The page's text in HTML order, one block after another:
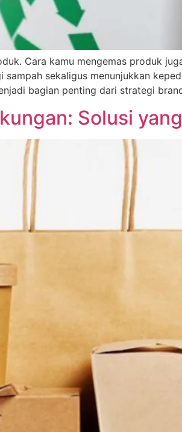
Cara kamu mengemas produk
sekaligus menunjukkan
bagian penting dari strategi
Solusi